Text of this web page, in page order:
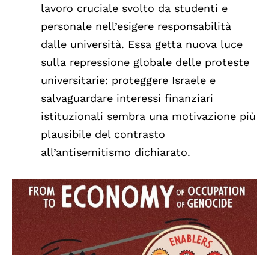
lavoro cruciale svolto da studenti e
personale nell’esigere responsabilità
dalle università. Essa getta nuova luce
sulla repressione globale delle proteste
universitarie: proteggere Israele e
salvaguardare interessi finanziari
istituzionali sembra una motivazione più
plausibile del contrasto
all’antisemitismo dichiarato.